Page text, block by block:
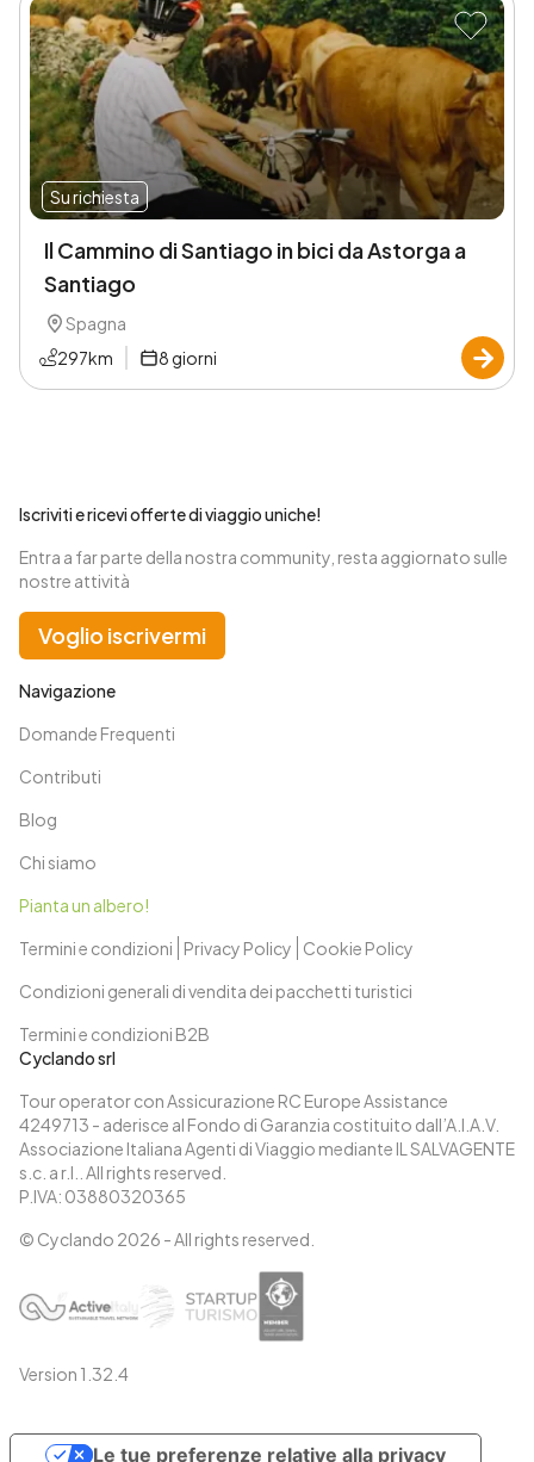
Su richiesta
Il Cammino di Santiago in bici da Astorga a
Santiago
Spagna
297km 8giorni
Cyclando srl
Tour operator con Assicurazione RC Europe Assistance
4249713 - aderisce al Fondo di Garanzia costituito dall’A.I.A.V.
Associazione Italiana Agenti di Viaggio mediante IL SALVAGENTE
s.c. a r.l.. All rights reserved.
P.IVA: 03880320365
© Cyclando 2026 - All rights reserved.
Version 1.32.4
Navigazione
Domande Frequenti
Contributi
Blog
Chi siamo
Pianta un albero!
Termini e condizioni
Privacy Policy
Cookie Policy
Condizioni generali di vendita dei pacchetti turistici
Termini e condizioni B2B
Iscriviti e ricevi offerte di viaggio uniche!
Entra a far parte della nostra community, resta aggiornato sulle
nostre attività
Voglio iscrivermi
Le tue preferenze relative alla privacy